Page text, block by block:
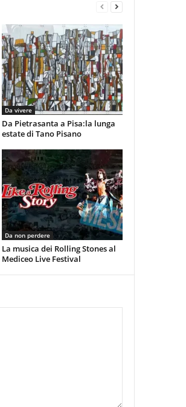
Da vivere
Da Pietrasanta a Pisa:la lunga
estate di Tano Pisano
Da non perdere
La musica dei Rolling Stones al
Mediceo Live Festival